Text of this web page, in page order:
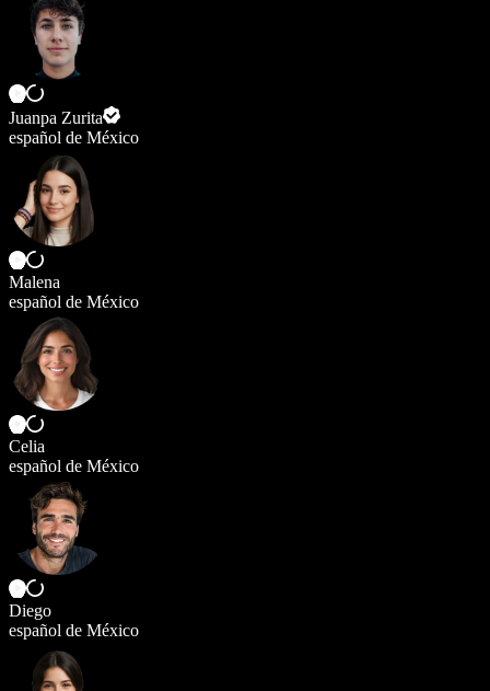
Juanpa Zurita
español de México
Malena
español de México
Celia
español de México
Diego
español de México